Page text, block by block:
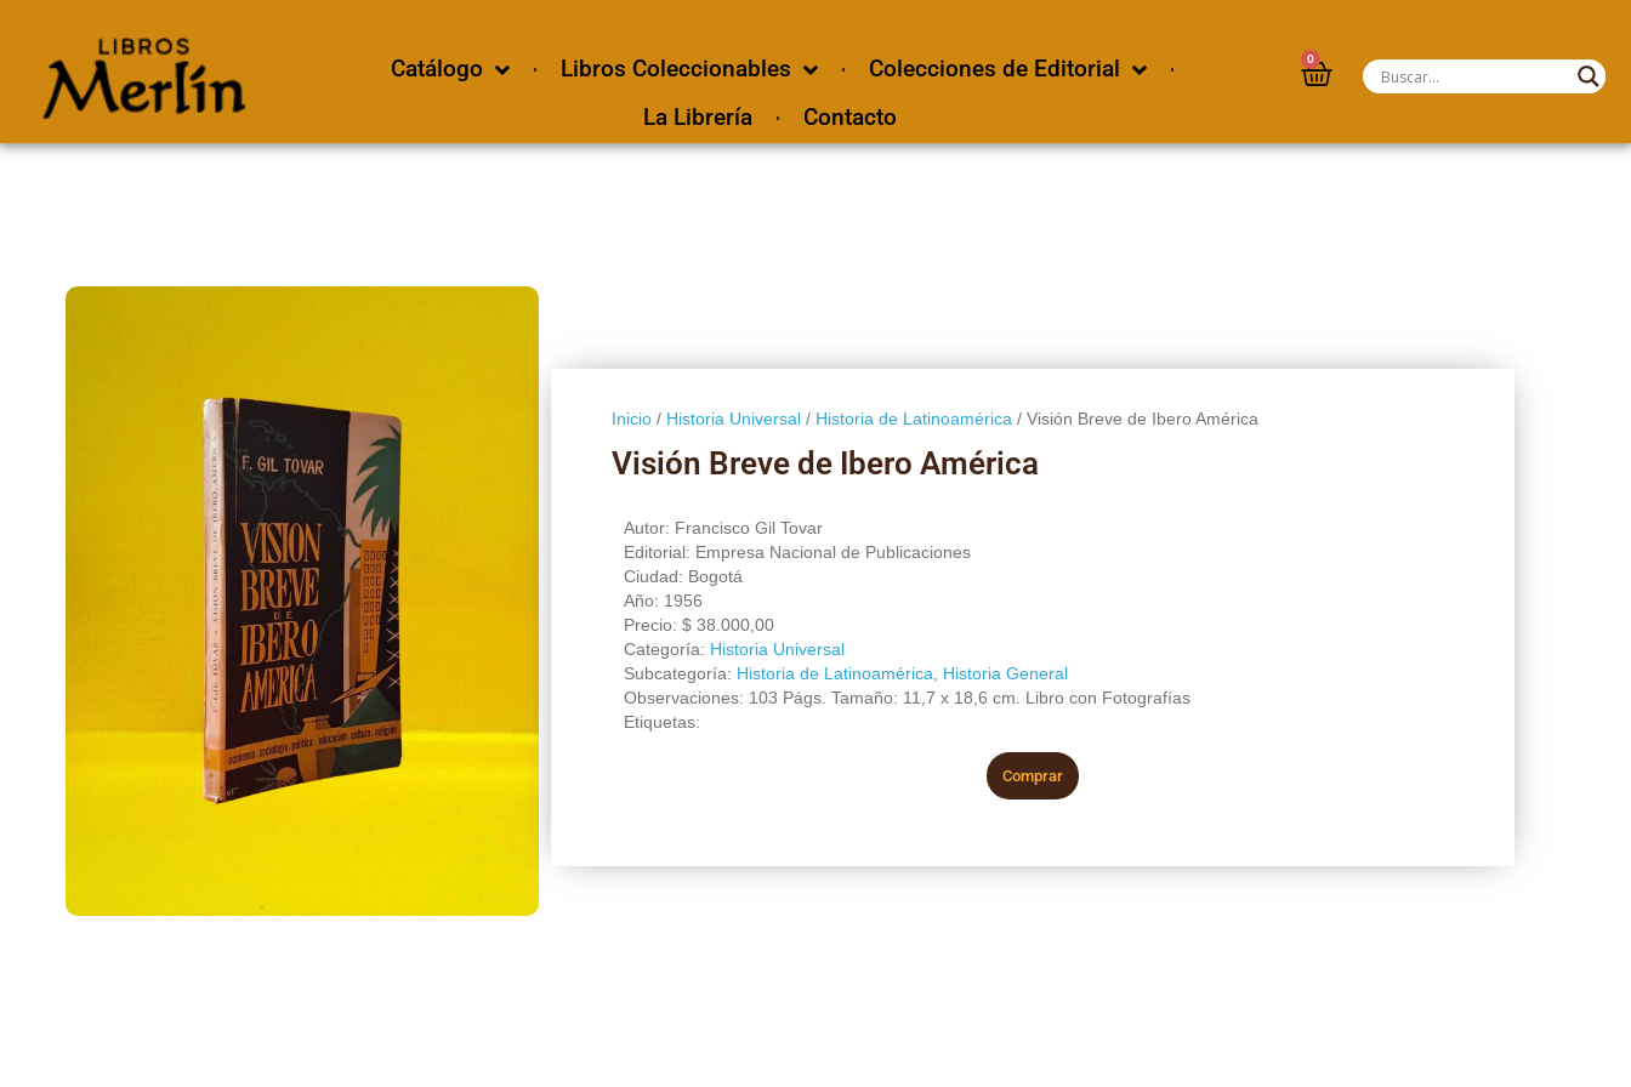
Catálogo Libros Coleccionables
Colecciones de Editorial
La Librería
Contacto
0
Inicio/ Historia Universal/ Historia de Latinoamérica / Visión Breve de Ibero América
Visión Breve de Ibero América
Autor: Francisco Gil Tovar
Editorial: Empresa Nacional de Publicaciones
Ciudad: Bogotá
Año: 1956
Precio: $38.000,00
Categoría: Historia Universal
Subcategoría: Historia de Latinoamérica
Historia General
Observaciones: 103 Págs. Tamaño: 11,7 x 18,6 cm. Libro con Fotografías
Etiquetas:
Comprar